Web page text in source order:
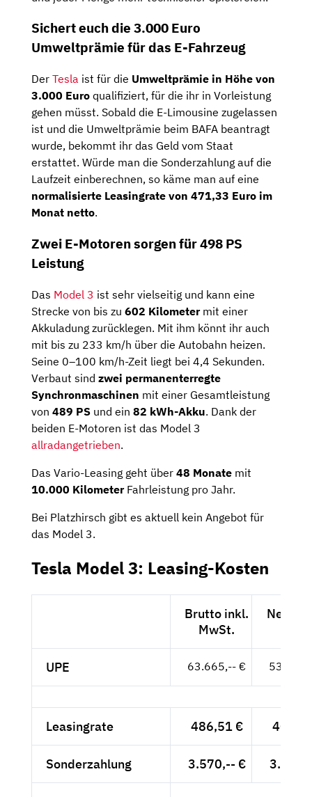
Sichert euch die 3.000 Euro
Umweltprämie für das E-Fahrzeug
Der Tesla ist für die Umweltprämie in Höhe von
3.000 Euro qualifiziert, für die ihr in Vorleistung
gehen müsst. Sobald die E-Limousine zugelassen
ist und die Umweltprämie beim BAFA beantragt
wurde, bekommt ihr das Geld vom Staat
erstattet. Würde man die Sonderzahlung auf die
Laufzeit einberechnen, so käme man auf eine
normalisierte Leasingrate von 471,33 Euro im
Monat netto.
Zwei E-Motoren sorgen für 498 PS
Leistung
Das Model 3 ist sehr vielseitig und kann eine
Strecke von bis zu 602 Kilometermit einer
Akkuladung zurücklegen. Mit ihm könnt ihr auch
mit bis zu 233 km/h über die Autobahn heizen.
Seine 0–100 km/h-Zeit liegt bei 4,4 Sekunden.
Verbaut sind zwei permanenterregte
Synchronmaschinen mit einer Gesamtleistung
von 489 PS und ein 82 kWh-Akku. Dank der
beiden E-Motoren ist das Model 3
allradangetrieben.
Das Vario-Leasing geht über 48 Monate mit
10.000 KilometerFahrleistung pro Jahr.
Bei Platzhirsch gibt es aktuell kein Angebot für
das Model 3.
Tesla Model 3: Leasing-Kosten
Brutto inkl.
MwSt.
Netto
UPE 63.665,-- €
Leasingrate 486,51 €
Sonderzahlung 3.570,-- €